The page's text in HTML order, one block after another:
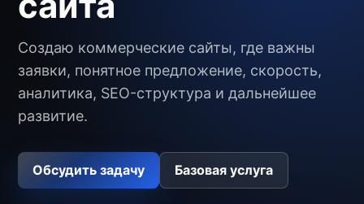
Создаю коммерческие сайты, где важны
заявки, понятное предложение, скорость,
аналитика, SEO-структура и дальнейшее
развитие.
Обсудить задачу Базовая услуга